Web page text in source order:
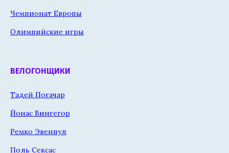
Чемпионат Европы
Олимпийские игры
ВЕЛОГОНЩИКИ
Тадей Погачар
Йонас Вингегор
Ремко Эвенпул
Поль Сексас